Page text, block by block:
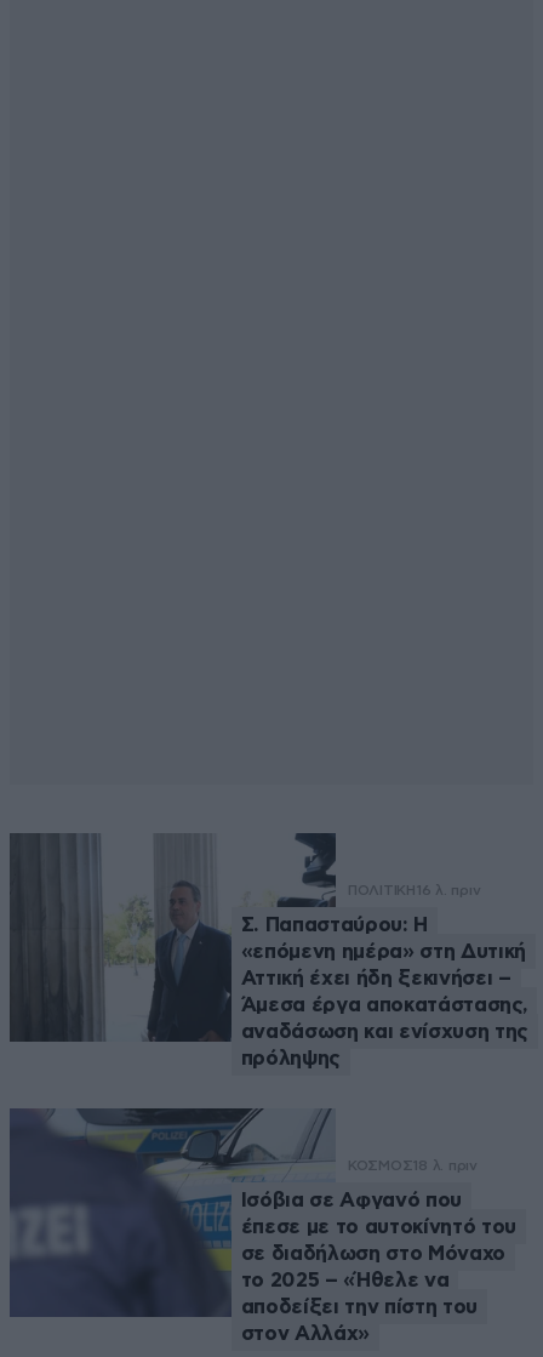
ΠΟΛΙΤΙΚΗ 16 λ. πριν
Σ. Παπασταύρου: Η
«επόμενη ημέρα» στη Δυτική
Αττική έχει ήδη ξεκινήσει –
Άμεσα έργα αποκατάστασης,
αναδάσωση και ενίσχυση της
πρόληψης
ΚΟΣΜΟΣ 18 λ. πριν
Ισόβια σε Αφγανό που
έπεσε με το αυτοκίνητό του
σε διαδήλωση στο Μόναχο
το 2025 – «Ήθελε να
αποδείξει την πίστη του
στον Αλλάχ»